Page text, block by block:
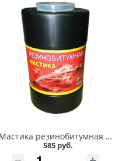
Мастика резинобитумная СТАРТ 1,8л в Омске
585 руб.